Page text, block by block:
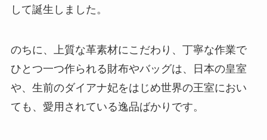
して誕生しました。
のちに、上質な革素材にこだわり、丁寧な作業で
ひとつ一つ作られる財布やバッグは、日本の皇室
や、生前のダイアナ妃をはじめ世界の王室におい
ても、愛用されている逸品ばかりです。